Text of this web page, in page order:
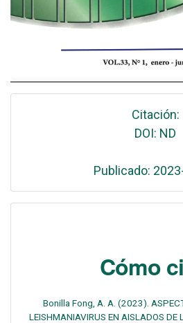
Citación:
DOI: ND
Publicado:
Cómo
Bonilla Fong, A. A. (2023).
LEISHMANIAVIRUS EN AISLADOS DE